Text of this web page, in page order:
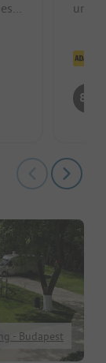
une
8.3
- Budapest